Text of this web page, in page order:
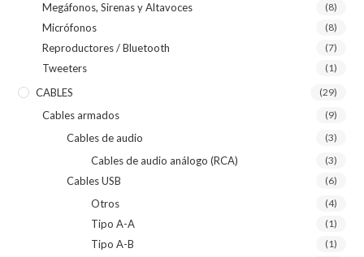
Megáfonos, Sirenas y Altavoces (8)
Micrófonos (8)
Reproductores / Bluetooth (7)
Tweeters (1)
CABLES (29)
Cables armados (9)
Cables de audio (3)
Cables de audio análogo (RCA) (3)
Cables USB (6)
Otros (4)
Tipo A-A (1)
Tipo A-B (1)